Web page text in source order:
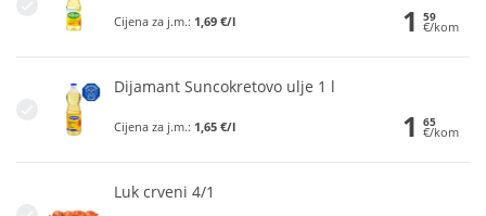
Cijena za j.m.: 1,69 €/l 1 59
€/kom
Dijamant Suncokretovo ulje 1 l
Cijena za j.m.: 1,65 €/l 1 65
€/kom
Luk crveni 4/1